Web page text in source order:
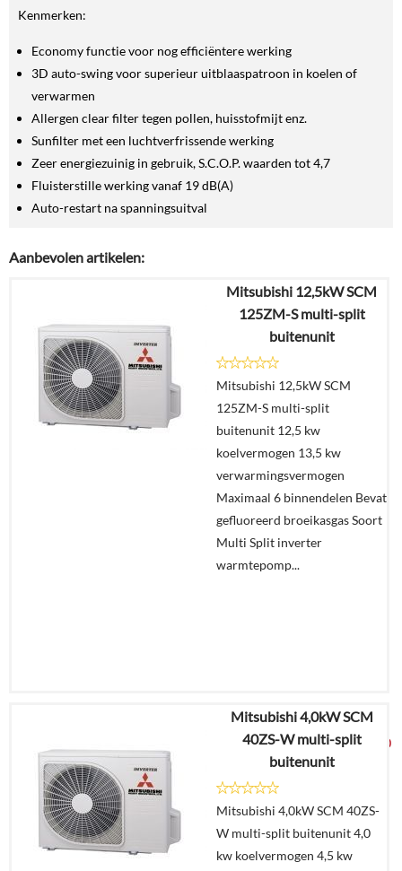
Kenmerken:
Economy functie voor nog efficiëntere werking
3D auto-swing voor superieur uitblaaspatroon in koelen of
verwarmen
Allergen clear filter tegen pollen, huisstofmijt enz.
Sunfilter met een luchtverfrissende werking
Zeer energiezuinig in gebruik, S.C.O.P. waarden tot 4,7
Fluisterstille werking vanaf 19 dB(A)
Auto-restart na spanningsuitval
Aanbevolen artikelen:
Mitsubishi 12,5kW SCM
125ZM-S multi-split
buitenunit
Mitsubishi 12,5kW SCM
125ZM-S multi-split
buitenunit 12,5 kw
koelvermogen 13,5 kw
verwarmingsvermogen
Maximaal 6 binnendelen Bevat
gefluoreerd broeikasgas Soort
Multi Split inverter
warmtepomp...
€9.527,54
€5.450,00
Offerte
aanvragen?
Mitsubishi 4,0kW SCM
40ZS-W multi-split
buitenunit
Mitsubishi 4,0kW SCM 40ZS-
W multi-split buitenunit 4,0
kw koelvermogen 4,5 kw